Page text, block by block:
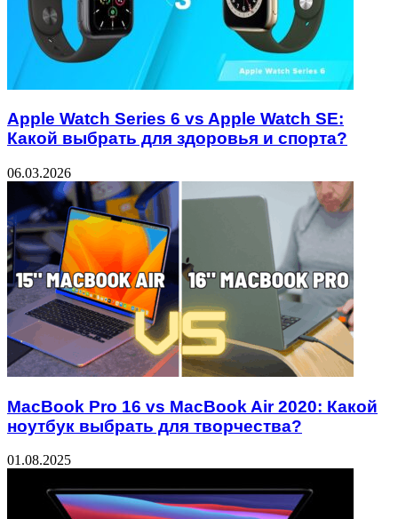
Apple Watch Series 6 vs Apple Watch SE:
Какой выбрать для здоровья и спорта?
06.03.2026
MacBook Pro 16 vs MacBook Air 2020: Какой
ноутбук выбрать для творчества?
01.08.2025